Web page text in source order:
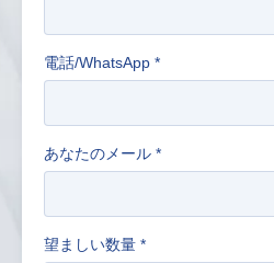
電話/WhatsApp *
あなたのメール *
望ましい数量 *